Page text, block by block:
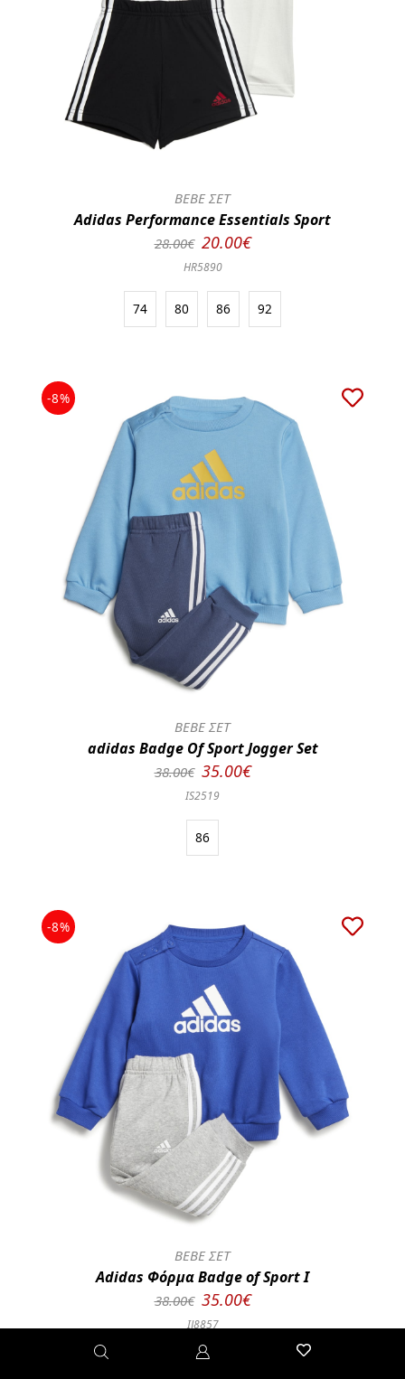
BEBE ΣΕΤ
Adidas Performance Essentials Sport
28.00€ 20.00€
HR5890
74 80 86 92
-8%
BEBE ΣΕΤ
adidas Badge Of Sport Jogger Set
38.00€ 35.00€
IS2519
86
-8%
BEBE ΣΕΤ
Adidas Φόρμα Badge of Sport I
38.00€ 35.00€
IJ8857